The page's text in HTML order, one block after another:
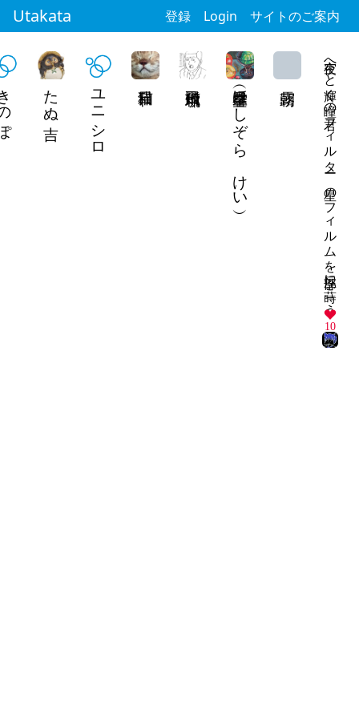
Utakata 登録 Login サイトのご案内
夜空へと輝く瞳の君フィルター 星のフィルムを部屋に蒔こう
10
星空馨（ほしぞら けい）
ユニシロ
たぬ吉
ぽ